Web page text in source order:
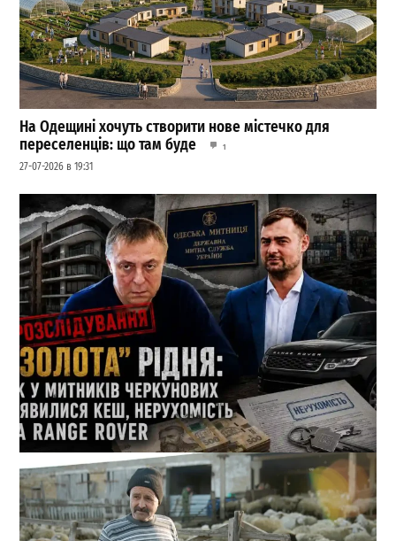
На Одещині хочуть створити нове містечко для
переселенців: що там буде
1
27-07-2026 в 19:31
Кеш і Range Rover від пенсіонерки: які подарунки
отримала родина 1-го зама Одеської митниці
1
21-07-2026 в 11:08